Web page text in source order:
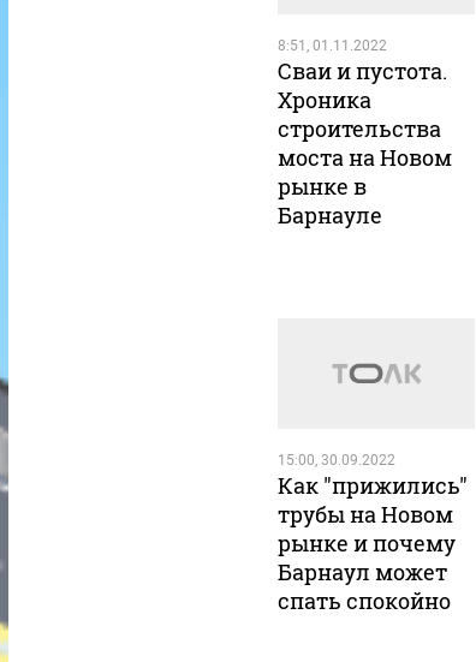
8:51, 01.11.2022
Сваи и пустота.
Хроника
строительства
моста на Новом
рынке в
Барнауле
15:00, 30.09.2022
Как "прижились"
трубы на Новом
рынке и почему
Барнаул может
спать спокойно